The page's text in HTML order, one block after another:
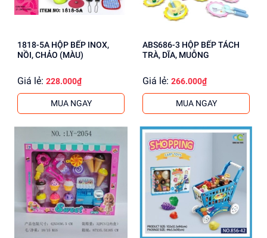
1818-5A HỘP BẾP INOX,
NỒI, CHẢO (MÀU)
Giá lẻ: 228.000₫
MUA NGAY
ABS686-3 HỘP BẾP TÁCH
TRÀ, DĨA, MUỖNG
Giá lẻ: 266.000₫
MUA NGAY